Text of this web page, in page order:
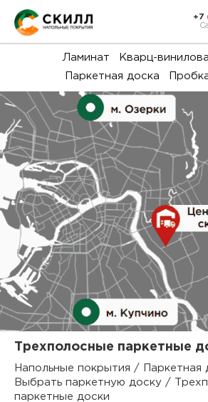
+7
Ламинат
Кварц-
Паркетная доска
Трехполосные паркетные
Напольные покрытия / Паркетная
Выбрать паркетную доску /
паркетные доски